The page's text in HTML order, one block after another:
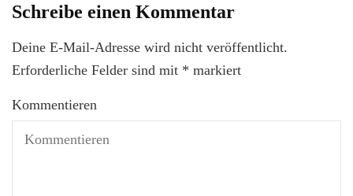
Schreibe einen Kommentar
Deine E-Mail-Adresse wird nicht veröffentlicht.
Erforderliche Felder sind mit * markiert
Kommentieren